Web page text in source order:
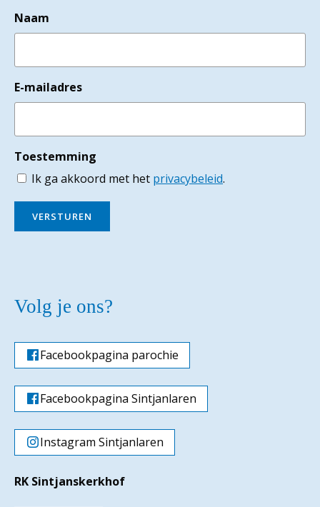
Naam
E-mailadres
Toestemming
Ik ga akkoord met het privacybeleid.
VERSTUREN
Volg je ons?
Facebookpagina parochie
Facebookpagina Sintjanlaren
Instagram Sintjanlaren
RK Sintjanskerkhof